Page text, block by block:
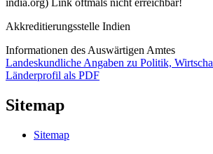
india.org) Link oftmals nicht erreichbar!
Akkreditierungsstelle Indien
Informationen des Auswärtigen Amtes
Landeskundliche Angaben zu Politik,
Länderprofil als PDF
Sitemap
Sitemap